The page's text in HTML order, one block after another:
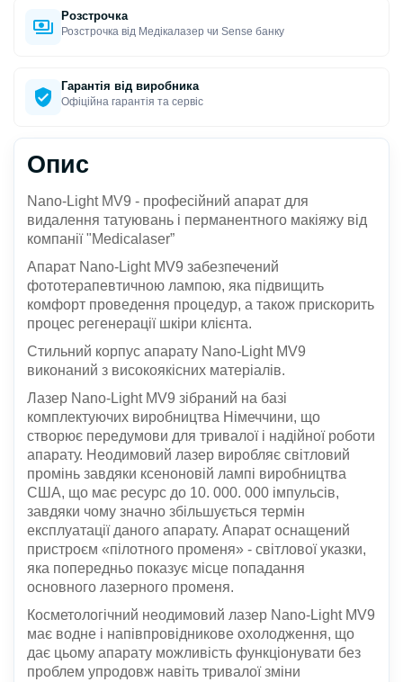
Розстрочка
Розстрочка від Медікалазер чи Sense банку
Гарантія від виробника
Офіційна гарантія та сервіс
Опис
Nano-Light MV9 - професійний апарат для
видалення татуювань і перманентного макіяжу від
компанії "Medicalaser”
Апарат Nano-Light MV9 забезпечений
фототерапевтичною лампою, яка підвищить
комфорт проведення процедур, а також прискорить
процес регенерації шкіри клієнта.
Стильний корпус апарату Nano-Light MV9
виконаний з високоякісних матеріалів.
Лазер Nano-Light MV9 зібраний на базі
комплектуючих виробництва Німеччини, що
створює передумови для тривалої і надійної роботи
апарату. Неодимовий лазер виробляє світловий
промінь завдяки ксеноновій лампі виробництва
США, що має ресурс до 10. 000. 000 імпульсів,
завдяки чому значно збільшується термін
експлуатації даного апарату. Апарат оснащений
пристроєм «пілотного променя» - світлової указки,
яка попередньо показує місце попадання
основного лазерного променя.
Косметологічний неодимовий лазер Nano-Light MV9
має водне і напівпровідникове охолодження, що
дає цьому апарату можливість функціонувати без
проблем упродовж навіть тривалої зміни